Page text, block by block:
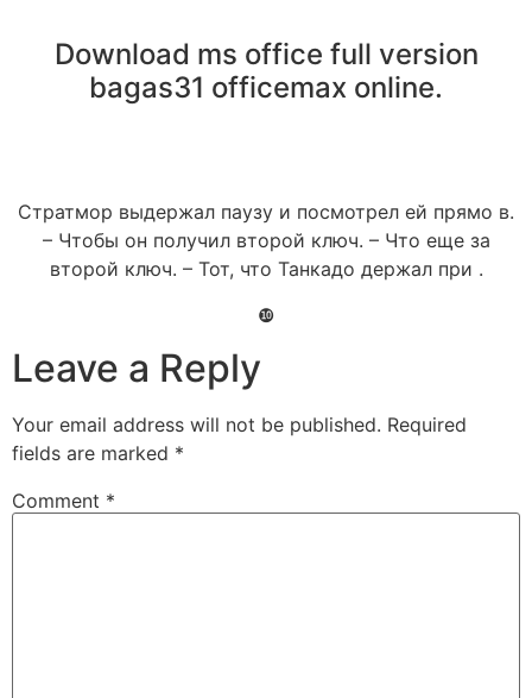
Download ms office full version
bagas31 officemax online.
Стратмор выдержал паузу и посмотрел ей прямо в.
– Чтобы он получил второй ключ. – Что еще за
второй ключ. – Тот, что Танкадо держал при .
❿
Leave a Reply
Your email address will not be published. Required
fields are marked *
Comment *